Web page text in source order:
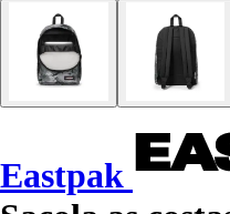
Eastpak